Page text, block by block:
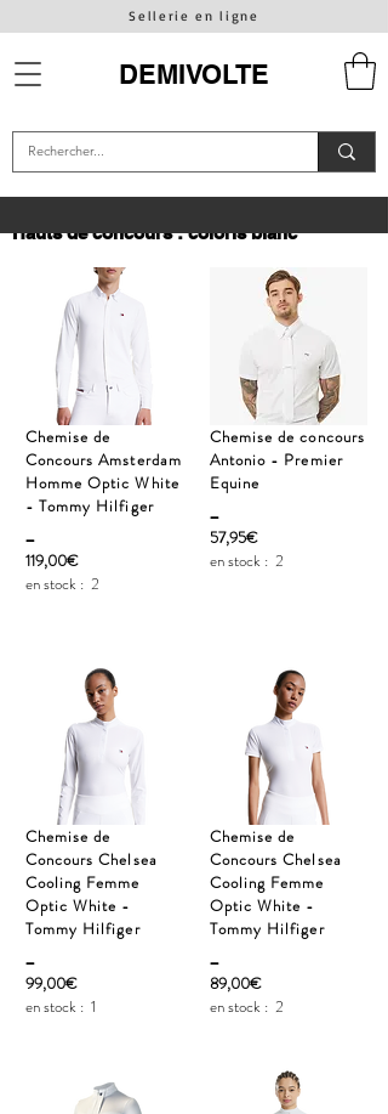
Sellerie en ligne
DEMIVOLTE
Hauts de concours : coloris blanc
Chemise de
Concours Amsterdam
Homme Optic White
- Tommy Hilfiger
_
119,00€
en stock : 2
Chemise de
Concours Chelsea
Cooling Femme
Optic White -
Tommy Hilfiger
_
99,00€
en stock : 1
Chemise de concours
Antonio - Premier
Equine
_
57,95€
en stock : 2
Chemise de
Concours Chelsea
Cooling Femme
Optic White -
Tommy Hilfiger
_
89,00€
en stock : 2